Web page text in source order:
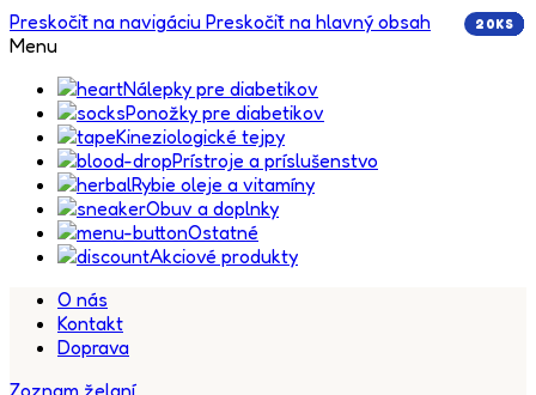
Preskočiť na navigáciu Preskočiť na hlavný obsah
Menu
Nálepky pre diabetikov
Ponožky pre diabetikov
Kineziologické tejpy
Prístroje a príslušenstvo
Rybie oleje a vitamíny
Obuv a doplnky
Ostatné
Akciové produkty
O nás
Kontakt
Doprava
Zoznam želaní
5KS
5KS
5KS
5KS
5KS
5KS
5KS
5KS
5KS
5KS
20KS